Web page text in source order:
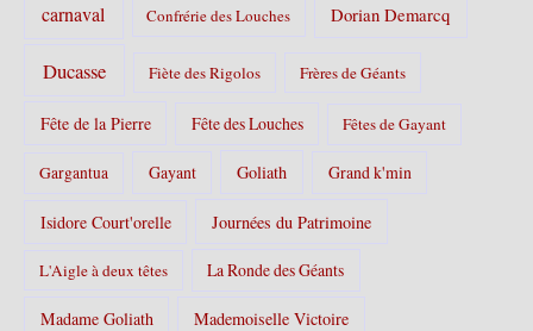
carnaval Confrérie des Louches Dorian Demarcq
Ducasse Fiète des Rigolos Frères de Géants
Fête de la Pierre Fête des Louches Fêtes de Gayant
Gargantua Gayant Goliath Grand k'min
Isidore Court'orelle Journées du Patrimoine
L'Aigle à deux têtes La Ronde des Géants
Madame Goliath Mademoiselle Victoire